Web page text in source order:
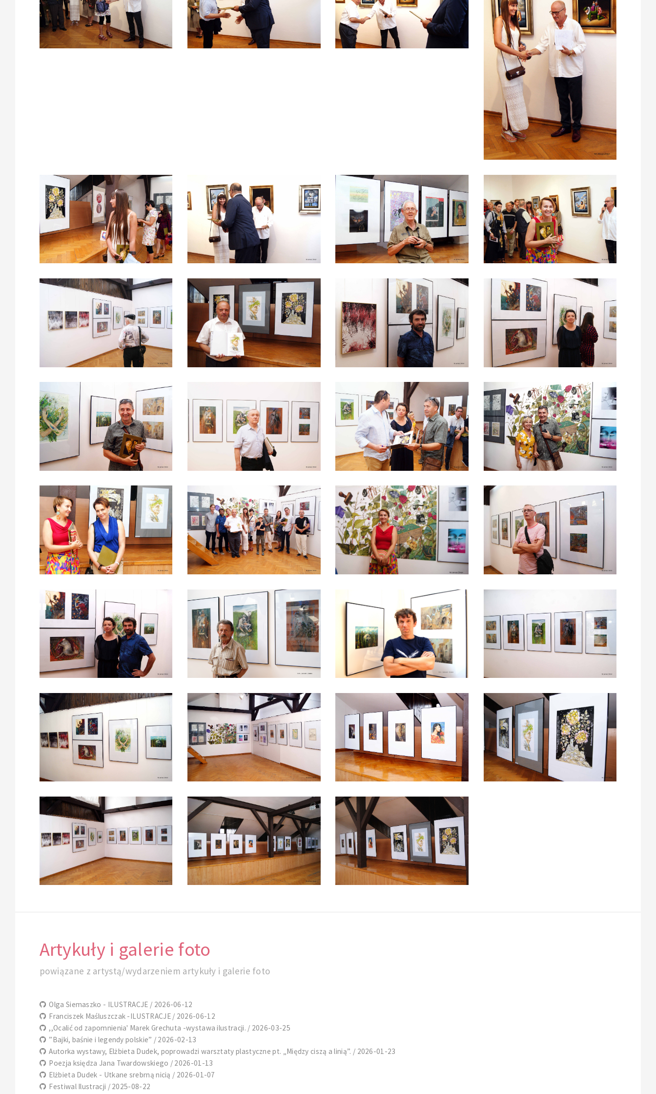
Artykuły i galerie foto
powiązane z artystą/wydarzeniem artykuły i galerie foto
Olga Siemaszko - ILUSTRACJE / 2026-06-12
Franciszek Maśluszczak -ILUSTRACJE / 2026-06-12
,,Ocalić od zapomnienia' Marek Grechuta -wystawa ilustracji. / 2026-03-25
”Bajki, baśnie i legendy polskie” / 2026-02-13
Autorka wystawy, Elżbieta Dudek, poprowadzi warsztaty plastyczne pt. „Między ciszą a linią”. / 2026-01-23
Poezja księdza Jana Twardowskiego / 2026-01-13
Elżbieta Dudek - Utkane srebrną nicią / 2026-01-07
Festiwal Ilustracji / 2025-08-22